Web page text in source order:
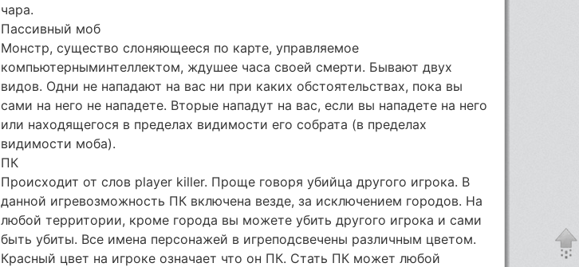
чара.
Пассивный моб
Монстр, существо слоняющееся по карте, управляемое
компьютерныминтеллектом, ждушее часа своей смерти. Бывают двух
видов. Одни не нападают на вас ни при каких обстоятельствах, пока вы
сами на него не нападете. Вторые нападут на вас, если вы нападете на него
или находящегося в пределах видимости его собрата (в пределах
видимости моба).
ПК
Происходит от слов player killer. Проще говоря убийца другого игрока. В
данной игревозможность ПК включена везде, за исключением городов. На
любой территории, кроме города вы можете убить другого игрока и сами
быть убиты. Все имена персонажей в игреподсвечены различным цветом.
Красный цвет на игроке означает что он ПК. Стать ПК может любой